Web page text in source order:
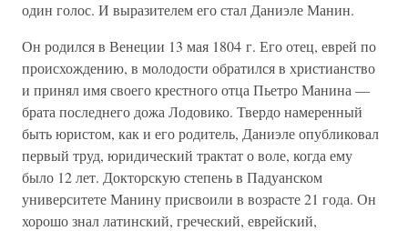
один голос. И выразителем его стал Даниэле Манин.
Он родился в Венеции 13 мая 1804 г. Его отец, еврей по
происхождению, в молодости обратился в христианство
и принял имя своего крестного отца Пьетро Манина —
брата последнего дожа Лодовико. Твердо намеренный
быть юристом, как и его родитель, Даниэле опубликовал
первый труд, юридический трактат о воле, когда ему
было 12 лет. Докторскую степень в Падуанском
университете Манину присвоили в возрасте 21 года. Он
хорошо знал латинский, греческий, еврейский,